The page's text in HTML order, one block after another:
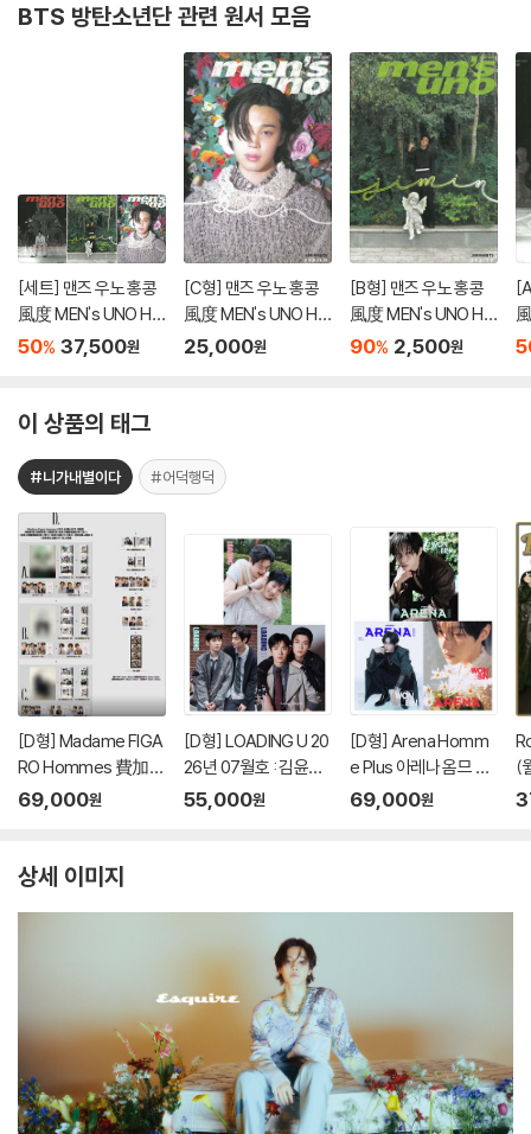
BTS 방탄소년단 관련 원서 모음
[세트] 맨즈 우노 홍콩
風度 MEN's UNO HK
2023년 12월 : BTS 지
50% 37,500원
[C형] 맨즈 우노 홍콩
風度 MEN's UNO HK
2023년 12월 : BTS 지
25,000원
[B형] 맨즈 우노 홍콩
風度 MEN's UNO HK
2023년 12월 : BTS 지
90% 2,500원
이 상품의 태그
#니가내별이다 #어덕행덕
[D형] Madame FIGA
RO Hommes 費加
羅男士 마담 피가로 옴
박시우 커버 (A형 잡지
69,000원
[D형] LOADING U 20
26년 07월호 : 김윤식
&박시우 커버 (A형 잡
55,000원
[D형] Arena Homm
e Plus 아레나 옴므 플
러스 중국 2026년 05
69,000원
(
상세 이미지